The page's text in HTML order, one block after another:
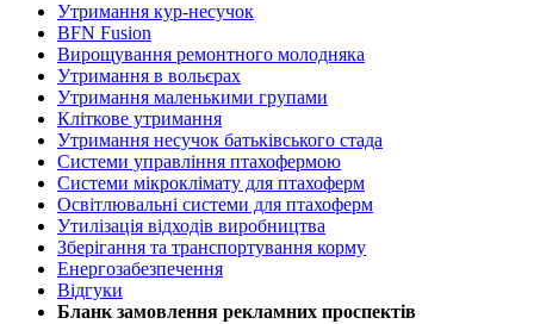
Утримання кур-несучок
BFN Fusion
Вирощування ремонтного молодняка
Утримання в вольєрах
Утримання маленькими групами
Кліткове утримання
Утримання несучок батьківського стада
Системи управління птахофермою
Системи мікроклімату для птахоферм
Освітлювальні системи для птахоферм
Утилізація відходів виробництва
Зберігання та транспортування корму
Енергозабезпечення
Відгуки
Бланк замовлення рекламних проспектів